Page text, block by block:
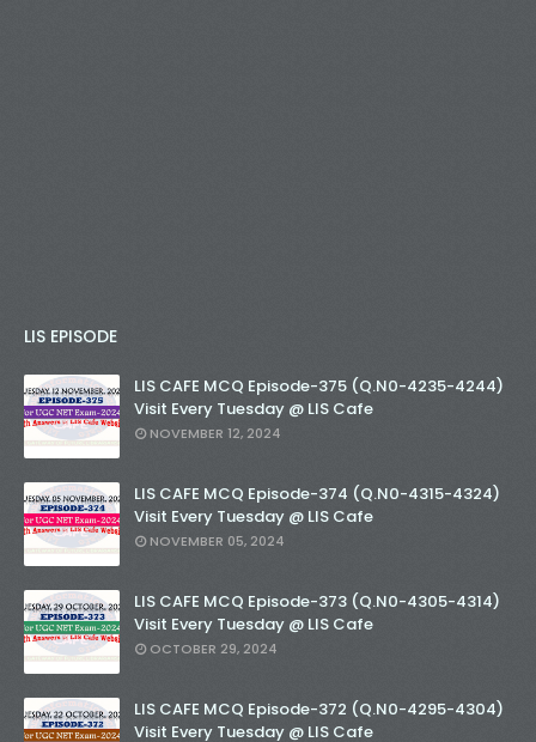
LIS EPISODE
LIS CAFE MCQ Episode-375 (Q.N0-4235-4244)
Visit Every Tuesday @ LIS Cafe
NOVEMBER 12, 2024
LIS CAFE MCQ Episode-374 (Q.N0-4315-4324)
Visit Every Tuesday @ LIS Cafe
NOVEMBER 05, 2024
LIS CAFE MCQ Episode-373 (Q.N0-4305-4314)
Visit Every Tuesday @ LIS Cafe
OCTOBER 29, 2024
LIS CAFE MCQ Episode-372 (Q.N0-4295-4304)
Visit Every Tuesday @ LIS Cafe